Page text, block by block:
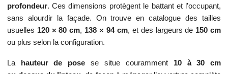
profondeur. Ces dimensions protègent le battant et l’occupant,
sans alourdir la façade. On trouve en catalogue des tailles
usuelles 120 × 80 cm, 138 × 94 cm, et des largeurs de 150 cm
ou plus selon la configuration.
La hauteur de pose se situe couramment 10 à 30 cm